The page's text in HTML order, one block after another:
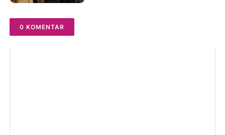
0 KOMENTAR